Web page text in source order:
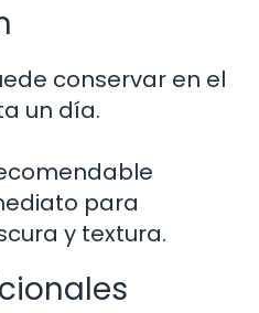
conservar en el
un día.
para
y textura.